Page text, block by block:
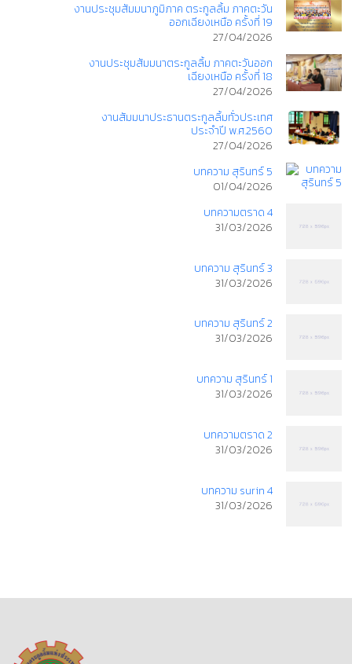
งานประชุมสัมมนาภูมิภาค ตระกูลลิ้ม ภาคตะวัน
ออกเฉียงเหนือ ครั้งที่ 19
27/04/2026
งานประชุมสัมมนาตระกูลลิ้ม ภาคตะวันออก
เฉียงเหนือ ครั้งที่ 18
27/04/2026
งานสัมมนาประธานตระกูลลิ้มทั่วประเทศ
ประจำปี พ.ศ.2560
27/04/2026
บทความ สุรินทร์ 5
01/04/2026
บทความตราด 4
31/03/2026
บทความ สุรินทร์ 3
31/03/2026
บทความ สุรินทร์ 2
31/03/2026
บทความ สุรินทร์ 1
31/03/2026
บทความตราด 2
31/03/2026
บทความ surin 4
31/03/2026